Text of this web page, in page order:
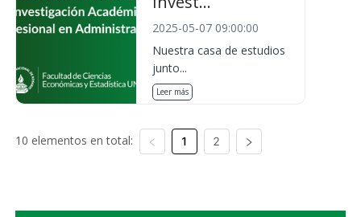
2025-05-07 09:00:00
Nuestra casa de estudios
junto...
Leer más
10 elementos en total: 1 2